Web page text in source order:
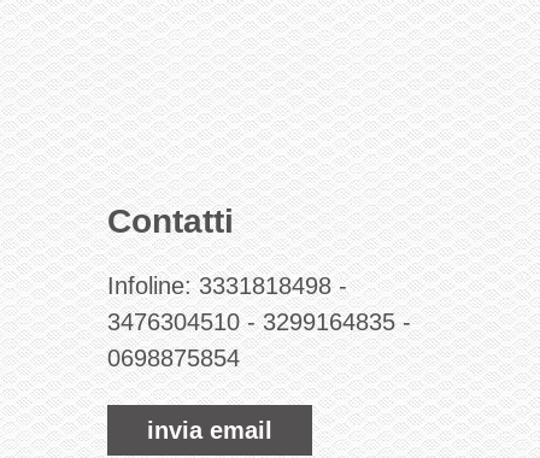
Contatti
Infoline:3331818498-
3476304510-3299164835-
0698875854
invia email